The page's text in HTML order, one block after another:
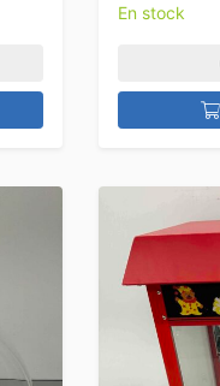
En stock